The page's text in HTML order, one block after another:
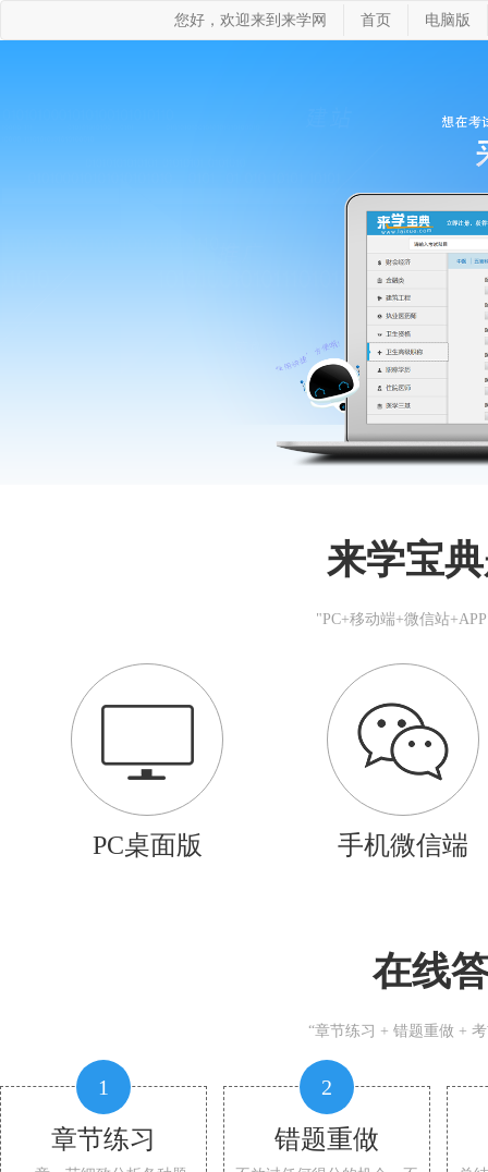
您好，欢迎来到来学网 首页 电脑版
来学宝
"PC+移动端+微信站
PC桌面版 手机微信端
在线
“章节练习 + 错题重做 +
1
章节练习
2
错题重做